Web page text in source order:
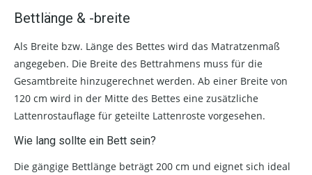
Bettlänge & -breite
Als Breite bzw. Länge des Bettes wird das Matratzenmaß
angegeben. Die Breite des Bettrahmens muss für die
Gesamtbreite hinzugerechnet werden. Ab einer Breite von
120 cm wird in der Mitte des Bettes eine zusätzliche
Lattenrostauflage für geteilte Lattenroste vorgesehen.
Wie lang sollte ein Bett sein?
Die gängige Bettlänge beträgt 200 cm und eignet sich ideal